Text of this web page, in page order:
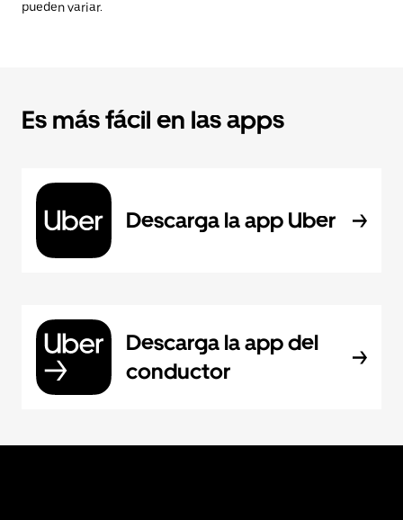
pueden variar.
Es más fácil en las apps
Descarga la app Uber
Descarga la app del
conductor